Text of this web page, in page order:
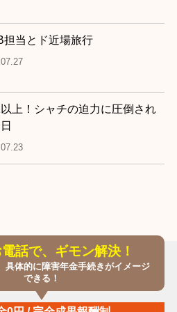
担当とド近場旅行
上！シャチの迫力に圧倒され
話で、ギモン解決！
具体的に障害年金手続きがイメージ
できる！